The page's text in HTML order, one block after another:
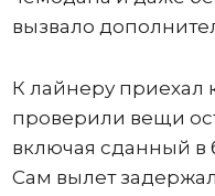
вызвало
К лайнеру приехал
проверили вещи
включая сданный в
Сам вылет